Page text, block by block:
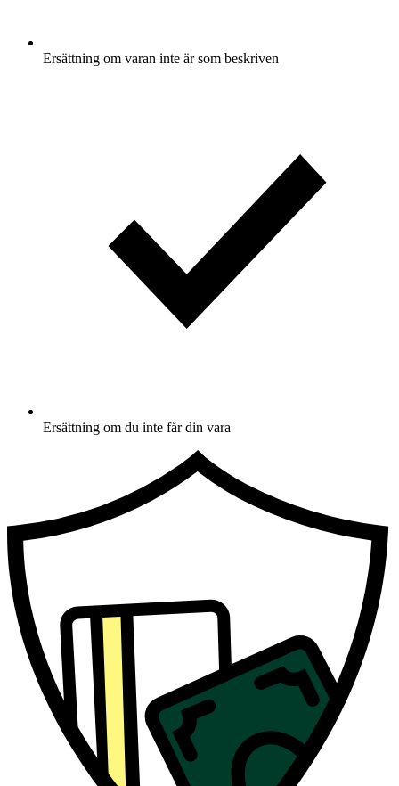
Ersättning om varan inte är som beskriven
Ersättning om du inte får din vara